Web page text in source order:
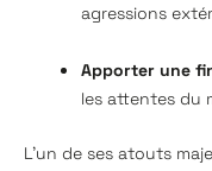
agressions
Apporter une
les attentes du
L’un de ses atouts